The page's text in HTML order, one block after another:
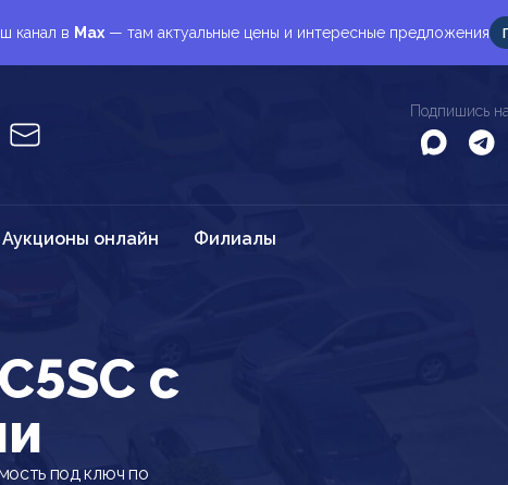
канал в Max — там актуальные цены и интересные предложения
Подпишись
Аукционы онлайн Филиалы
c
под ключ по